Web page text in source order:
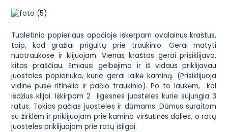
Tualetinio popieriaus apačioje iškerpam ovalainus kraštus,
taip, kad gražiai prigultų prie traukinio. Gerai matyti
nuotraukose ir klijuojam. Vienas kraštas gerai prisiklijavo,
kitas praščiau. Ėmiausi gelbėjimo ir iš vidaus priklijavau
juosteles popieriuko, kurie gerai laikė kaminą. (Prisiklijuoja
vidinė pusė ritinėlio ir pačio traukinio). Po to laukėm, kol
išdžius klijai. Iškirpom 2 ilgesnes juosteles kurie sujungia 3
ratus. Tokias pačias juosteles ir dūmams. Dūmus suraitom
su žirklėm ir priklijuojam prie kamino viršutinės dalies, o ratų
juosteles priklijuojam prie ratų išilgai.